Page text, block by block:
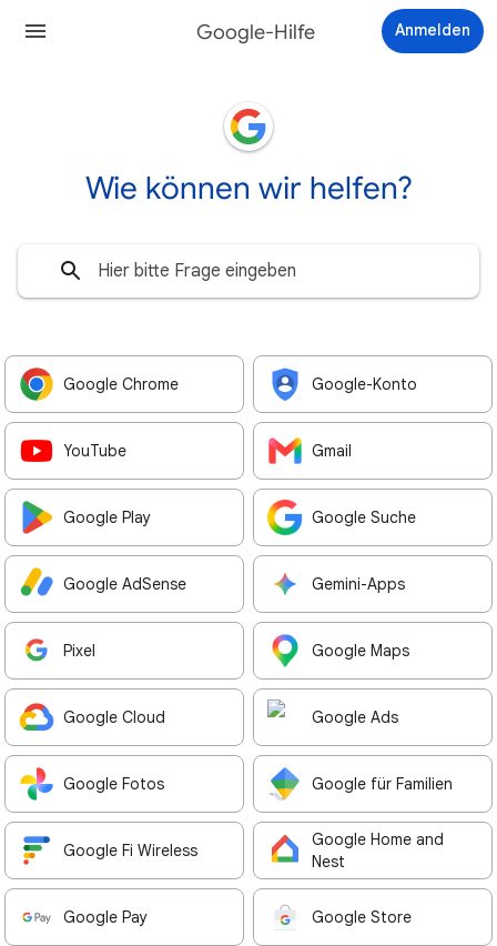
Google-Hilfe Anmelden
Wie können wir helfen?
Google Chrome Google-Konto
YouTube Gmail
Google Play Google Suche
Google AdSense Gemini-Apps
Pixel Google Maps
Google Cloud Google Ads
Google Fotos Google für Familien
Google Fi Wireless
Google Home and
Nest
Google Pay Google Store